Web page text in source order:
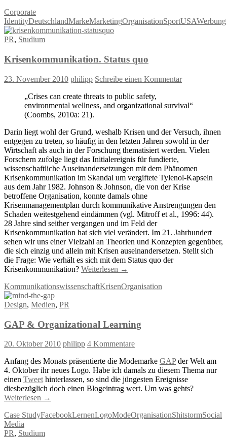
Corporate
IdentityDeutschlandMarkeMarketingOrganisationSportUSAWerbung
PR, Studium
Krisenkommunikation. Status quo
23. November 2010 philipp Schreibe einen Kommentar
„Crises can create threats to public safety,
environmental wellness, and organizational survival“
(Coombs, 2010a: 21).
Darin liegt wohl der Grund, weshalb Krisen und der Versuch, ihnen
entgegen zu treten, so häufig in den letzten Jahren sowohl in der
Wirtschaft als auch in der Forschung thematisiert werden. Vielen
Forschern zufolge liegt das Initialereignis für fundierte,
wissenschaftliche Auseinandersetzungen mit dem Phänomen
Krisenkommunikation im Skandal um vergiftete Tylenol-Kapseln
aus dem Jahr 1982. Johnson & Johnson, die von der Krise
betroffene Organisation, konnte damals ohne
Krisenmanagementplan durch kommunikative Anstrengungen den
Schaden weitestgehend eindämmen (vgl. Mitroff et al., 1996: 44).
28 Jahre sind seither vergangen und im Feld der
Krisenkommunikation hat sich viel verändert. Im 21. Jahrhundert
sehen wir uns einer Vielzahl an Theorien und Konzepten gegenüber,
die sich einzig und allein mit Krisen auseinandersetzen. Stellt sich
die Frage: Wie verhält es sich mit dem Status quo der
Krisenkommunikation? Weiterlesen →
KommunikationswissenschaftKrisenOrganisation
Design, Medien, PR
GAP & Organizational Learning
20. Oktober 2010 philipp 4 Kommentare
Anfang des Monats präsentierte die Modemarke GAPder Welt am
4. Oktober ihr neues Logo. Habe ich damals zu diesem Thema nur
einen Tweet hinterlassen, so sind die jüngesten Ereignisse
diesbezüglich doch einen Blogeintrag wert. Um was gehts?
Weiterlesen →
Case StudyFacebookLernenLogoModeOrganisationShitstormSocial
Media
PR, Studium